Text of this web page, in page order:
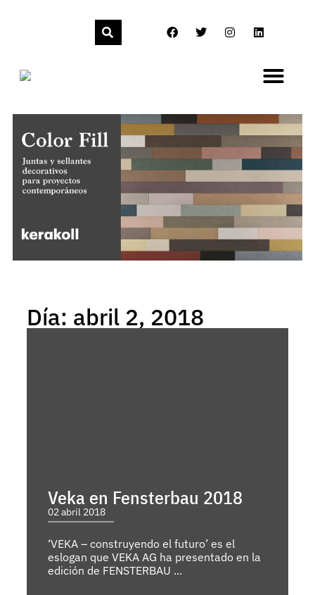
Día: abril 2, 2018
Veka en Fensterbau 2018
02 abril 2018
‘VEKA – construyendo el futuro’ es el
eslogan que VEKA AG ha presentado en la
edición de FENSTERBAU ...